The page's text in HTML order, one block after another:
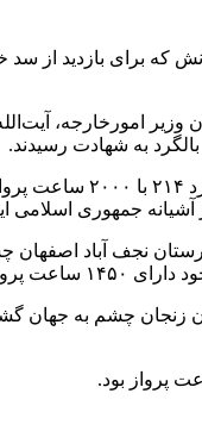
اسلامی ایران و
وزیر امورخارجه،
به شهادت رسیدند.
جمهوری اسلامی
است.